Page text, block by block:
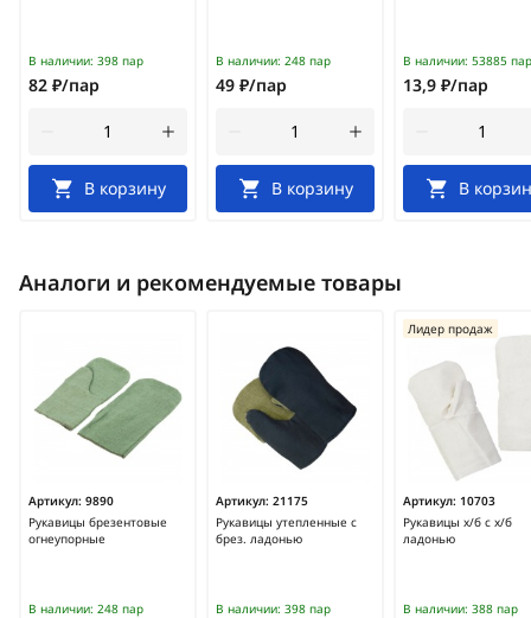
В наличии: 398 пар
82 ₽/пар
В корзину
В наличии: 248 пар
49 ₽/пар
В корзину
В наличии: 53885 пар
13,9 ₽/пар
В
Аналоги и рекомендуемые товары
Артикул: 9890
Рукавицы брезентовые
огнеупорные
В наличии: 248 пар
Артикул: 21175
Рукавицы утепленные с
брез. ладонью
В наличии: 398 пар
Артикул: 10703
Рукавицы х/б с х/б
ладонью
Лидер продаж
В наличии: 388 пар